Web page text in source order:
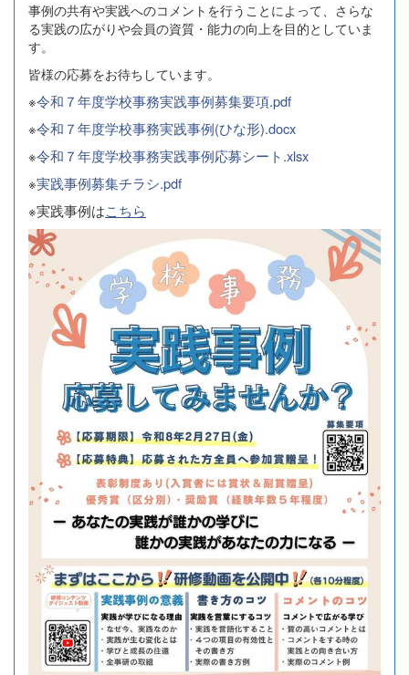
事例の共有や実践へのコメントを行うことによって、さらな
る実践の広がりや会員の資質・能力の向上を目的としていま
す。
皆様の応募をお待ちしています。
※令和７年度学校事務実践事例募集要項.pdf
※令和７年度学校事務実践事例(ひな形).docx
※令和７年度学校事務実践事例応募シート.xlsx
※実践事例募集チラシ.pdf
※実践事例はこちら